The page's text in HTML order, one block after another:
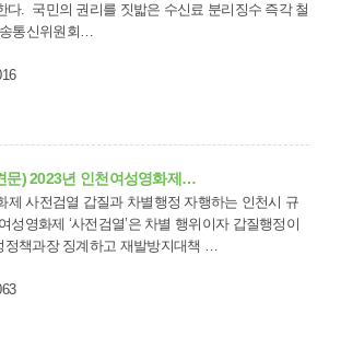
다. 국민의 권리를 짓밟은 수신료 분리징수 즉각 철
방송통신위원회…
문) 2023년 인천여성영화제…
제 사전검열 갑질과 차별행정 자행하는 인천시 규
정책과장 징계하고 재발방지대책 …